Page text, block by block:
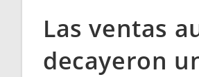
Las ventas
decayeron